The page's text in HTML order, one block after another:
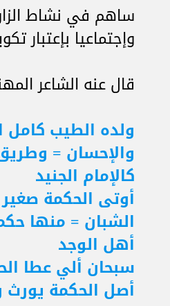
ساهم في نشاط
وإجتماعيا بإعتبار
قال عنه الشاعر
ولده الطيب كامل
والإحسان =
كالإمام الجنيد
أوتى الحكمة
الشبان = منها
أهل الوجد
سبحان ألي عطا
أصل الحكمة